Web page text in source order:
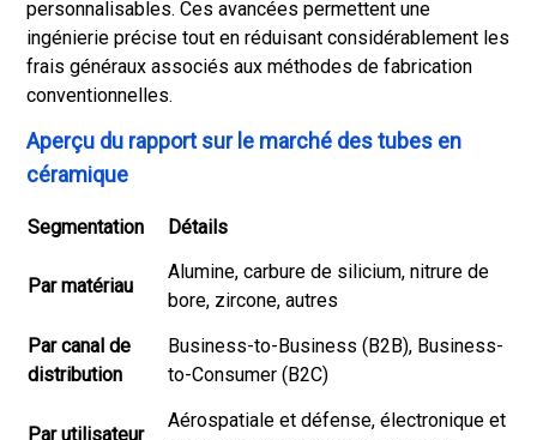
personnalisables. Ces avancées permettent une
ingénierie précise tout en réduisant considérablement les
frais généraux associés aux méthodes de fabrication
conventionnelles.
Aperçu du rapport sur le marché des tubes en
céramique
Segmentation Détails
Par matériau
Alumine, carbure de silicium, nitrure de
bore, zircone, autres
Par canal de
distribution
Business-to-Business (B2B), Business-
to-Consumer (B2C)
Par utilisateur
Aérospatiale et défense, électronique et